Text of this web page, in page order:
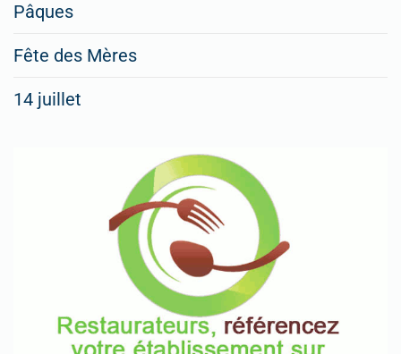
Pâques
Fête des Mères
14 juillet